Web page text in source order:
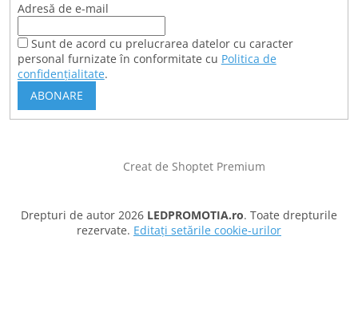
Adresă de e-mail
Sunt de acord cu prelucrarea datelor cu caracter
personal furnizate în conformitate cu Politica de
confidențialitate.
ABONARE
Creat de Shoptet Premium
Drepturi de autor 2026 LEDPROMOTIA.ro. Toate drepturile
rezervate. Editați setările cookie-urilor